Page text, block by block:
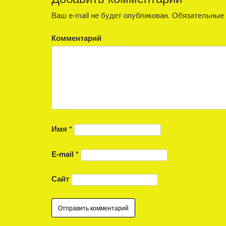
Ваш e-mail не будет опубликован.
Комментарий
Имя *
E-mail *
Сайт